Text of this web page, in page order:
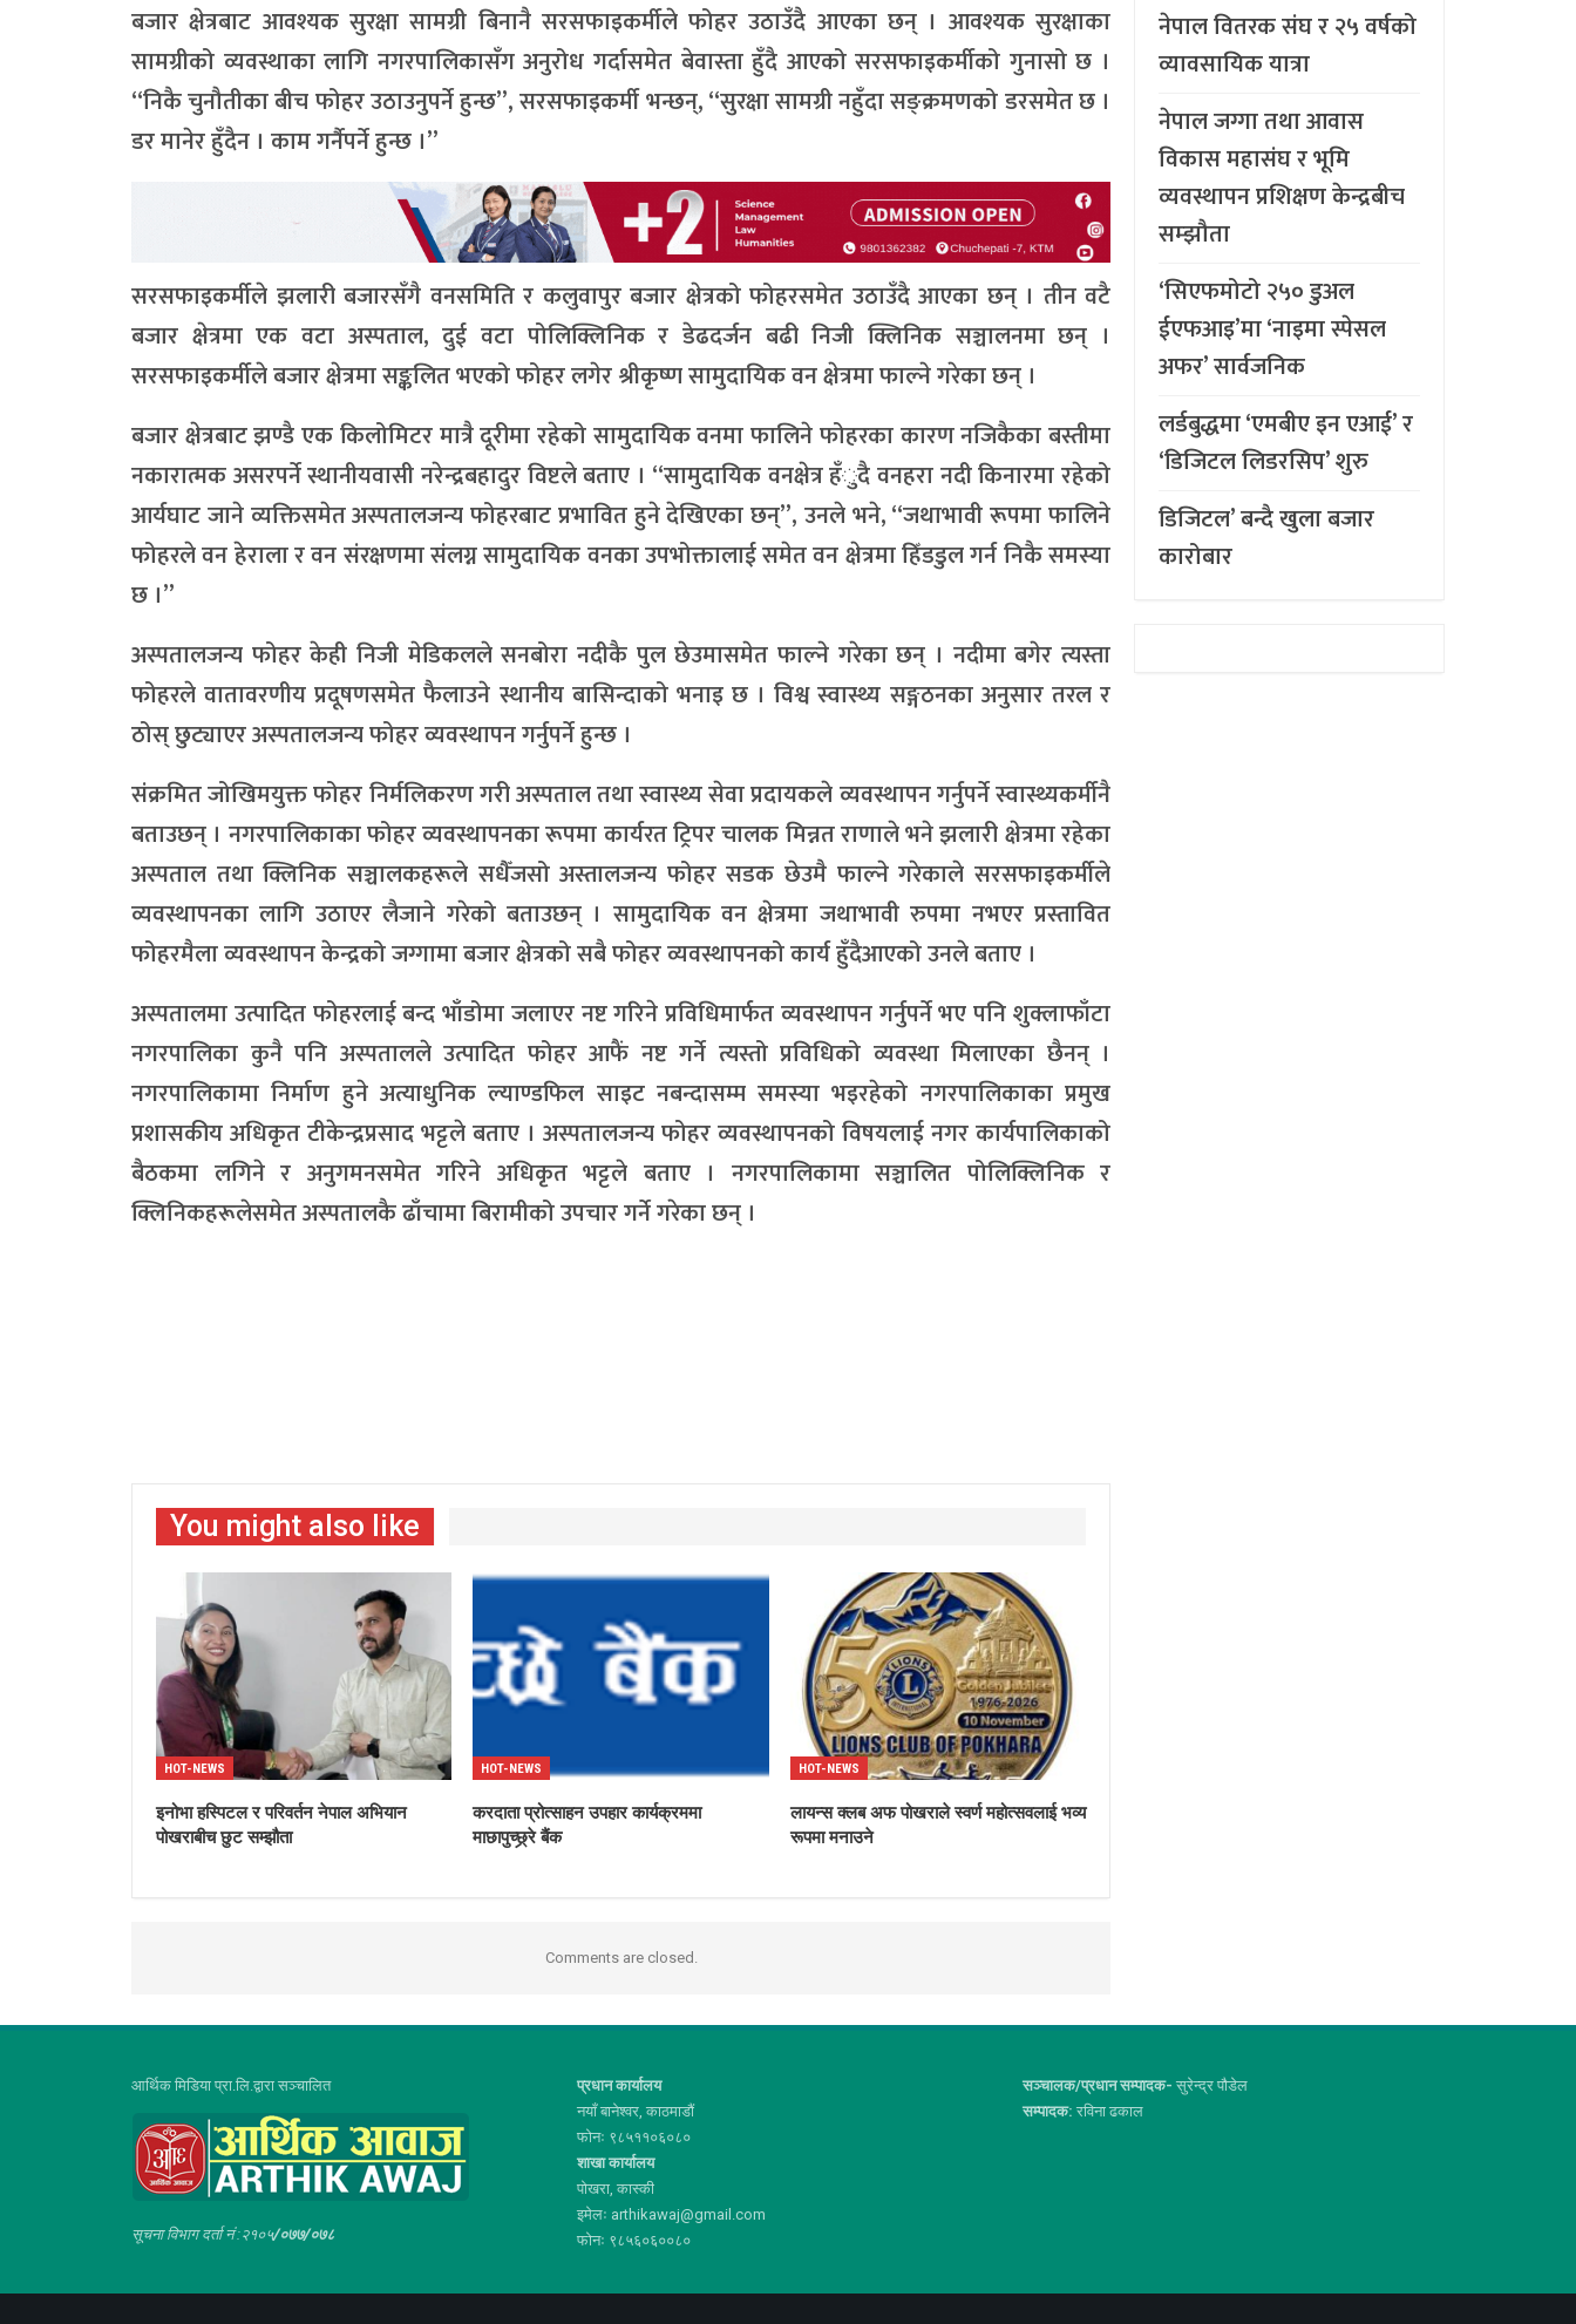
बजार क्षेत्रबाट आवश्यक सुरक्षा सामग्री बिनानै सरसफाइकर्मीले फोहर उठाउँदै आएका छन् । आवश्यक सुरक्षाका
सामग्रीको व्यवस्थाका लागि नगरपालिकासँग अनुरोध गर्दासमेत बेवास्ता हुँदै आएको सरसफाइकर्मीको गुनासो छ ।
“निकै चुनौतीका बीच फोहर उठाउनुपर्ने हुन्छ”, सरसफाइकर्मी भन्छन्, “सुरक्षा सामग्री नहुँदा सङ्क्रमणको डरसमेत छ ।
डर मानेर हुँदैन । काम गर्नैपर्ने हुन्छ ।”
सरसफाइकर्मीले झलारी बजारसँगै वनसमिति र कलुवापुर बजार क्षेत्रको फोहरसमेत उठाउँदै आएका छन् । तीन वटै
बजार क्षेत्रमा एक वटा अस्पताल, दुई वटा पोलिक्लिनिक र डेढदर्जन बढी निजी क्लिनिक सञ्चालनमा छन् ।
सरसफाइकर्मीले बजार क्षेत्रमा सङ्कलित भएको फोहर लगेर श्रीकृष्ण सामुदायिक वन क्षेत्रमा फाल्ने गरेका छन् ।
बजार क्षेत्रबाट झण्डै एक किलोमिटर मात्रै दूरीमा रहेको सामुदायिक वनमा फालिने फोहरका कारण नजिकैका बस्तीमा
नकारात्मक असरपर्ने स्थानीयवासी नरेन्द्रबहादुर विष्टले बताए । “सामुदायिक वनक्षेत्र हँुदै वनहरा नदी किनारमा रहेको
आर्यघाट जाने व्यक्तिसमेत अस्पतालजन्य फोहरबाट प्रभावित हुने देखिएका छन्”, उनले भने, “जथाभावी रूपमा फालिने
फोहरले वन हेराला र वन संरक्षणमा संलग्न सामुदायिक वनका उपभोक्तालाई समेत वन क्षेत्रमा हिँडडुल गर्न निकै समस्या
छ ।”
अस्पतालजन्य फोहर केही निजी मेडिकलले सनबोरा नदीकै पुल छेउमासमेत फाल्ने गरेका छन् । नदीमा बगेर त्यस्ता
फोहरले वातावरणीय प्रदूषणसमेत फैलाउने स्थानीय बासिन्दाको भनाइ छ । विश्व स्वास्थ्य सङ्गठनका अनुसार तरल र
ठोस् छुट्याएर अस्पतालजन्य फोहर व्यवस्थापन गर्नुपर्ने हुन्छ ।
संक्रमित जोखिमयुक्त फोहर निर्मलिकरण गरी अस्पताल तथा स्वास्थ्य सेवा प्रदायकले व्यवस्थापन गर्नुपर्ने स्वास्थ्यकर्मीनै
बताउछन् । नगरपालिकाका फोहर व्यवस्थापनका रूपमा कार्यरत ट्रिपर चालक मिन्नत राणाले भने झलारी क्षेत्रमा रहेका
अस्पताल तथा क्लिनिक सञ्चालकहरूले सधैँजसो अस्तालजन्य फोहर सडक छेउमै फाल्ने गरेकाले सरसफाइकर्मीले
व्यवस्थापनका लागि उठाएर लैजाने गरेको बताउछन् । सामुदायिक वन क्षेत्रमा जथाभावी रुपमा नभएर प्रस्तावित
फोहरमैला व्यवस्थापन केन्द्रको जग्गामा बजार क्षेत्रको सबै फोहर व्यवस्थापनको कार्य हुँदैआएको उनले बताए ।
अस्पतालमा उत्पादित फोहरलाई बन्द भाँडोमा जलाएर नष्ट गरिने प्रविधिमार्फत व्यवस्थापन गर्नुपर्ने भए पनि शुक्लाफाँटा
नगरपालिका कुनै पनि अस्पतालले उत्पादित फोहर आफैं नष्ट गर्ने त्यस्तो प्रविधिको व्यवस्था मिलाएका छैनन् ।
नगरपालिकामा निर्माण हुने अत्याधुनिक ल्याण्डफिल साइट नबन्दासम्म समस्या भइरहेको नगरपालिकाका प्रमुख
प्रशासकीय अधिकृत टीकेन्द्रप्रसाद भट्टले बताए । अस्पतालजन्य फोहर व्यवस्थापनको विषयलाई नगर कार्यपालिकाको
बैठकमा लगिने र अनुगमनसमेत गरिने अधिकृत भट्टले बताए । नगरपालिकामा सञ्चालित पोलिक्लिनिक र
क्लिनिकहरूलेसमेत अस्पतालकै ढाँचामा बिरामीको उपचार गर्ने गरेका छन् ।
You might also like
HOT-NEWS
इनोभा हस्पिटल र परिवर्तन नेपाल अभियान
पोखराबीच छुट सम्झौता
HOT-NEWS
करदाता प्रोत्साहन उपहार कार्यक्रममा
माछापुच्छ्र्रे बैंक
HOT-NEWS
लायन्स क्लब अफ पोखराले स्वर्ण महोत्सवलाई भव्य
रूपमा मनाउने
Comments are closed.
नेपाल वितरक संघ र २५ वर्षको
व्यावसायिक यात्रा
नेपाल जग्गा तथा आवास
विकास महासंघ र भूमि
व्यवस्थापन प्रशिक्षण केन्द्रबीच
सम्झौता
‘सिएफमोटो २५० डुअल
ईएफआइ’मा ‘नाइमा स्पेसल
अफर’ सार्वजनिक
लर्डबुद्धमा ‘एमबीए इन एआई’ र
‘डिजिटल लिडरसिप’ शुरु
डिजिटल’ बन्दै खुला बजार
कारोबार
आर्थिक मिडिया प्रा.लि.द्वारा सञ्चालित
सूचना विभाग दर्ता नं :२१०५/०७७/०७८
प्रधान कार्यालय
नयाँ बानेश्वर, काठमाडौं
फोनः ९८५११०६०८०
शाखा कार्यालय
पोखरा, कास्की
इमेलः arthikawaj@gmail.com
फोनः ९८५६०६००८०
सञ्चालक/प्रधान सम्पादक- सुरेन्द्र पौडेल
सम्पादक: रविना ढकाल